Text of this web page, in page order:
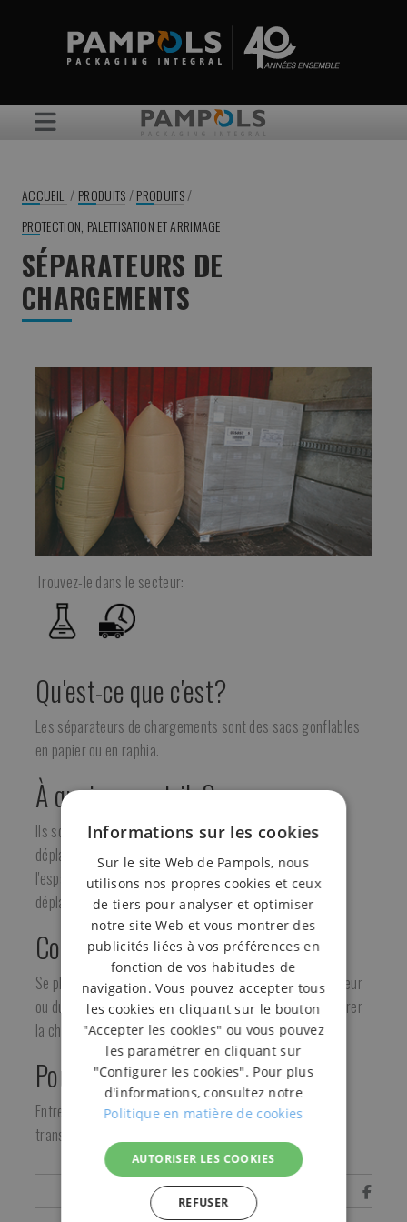
ACCUEIL / PRODUITS /PRODUITS/
PROTECTION, PALETTISATION ET ARRIMAGE
SÉPARATEURS DE
CHARGEMENTS
Trouvez-le dans le secteur:
Qu'est-ce que c'est?
Les séparateurs de chargements sont des sacs gonflables
en papier ou en raphia.
À quoi servent-ils?
Ils sont très utiles pour éviter que le chargement ne se
déplace dans le camion ou le conteneur lorsqu'il reste de
l'espace entre les palettes, ce qui présente un risque de
déplacement.
Comment les utilise-t-on?
Se placent entre les chargements à l'intérieur du conteneur
ou du camion et se remplissent d'air de manière à resserrer
la charge et à ne pas bouger.
Pour qui?
Entreprises exportatrices, entreprises de logistique,
transport maritime, etc.
Partager
Informations sur les cookies
Sur le site Web de Pampols, nous
utilisons nos propres cookies et ceux
de tiers pour analyser et optimiser
notre site Web et vous montrer des
publicités liées à vos préférences en
fonction de vos habitudes de
navigation. Vous pouvez accepter tous
les cookies en cliquant sur le bouton
"Accepter les cookies" ou vous pouvez
les paramétrer en cliquant sur
"Configurer les cookies". Pour plus
d'informations, consultez notre
Politique en matière de cookies
AUTORISER LES COOKIES
REFUSER